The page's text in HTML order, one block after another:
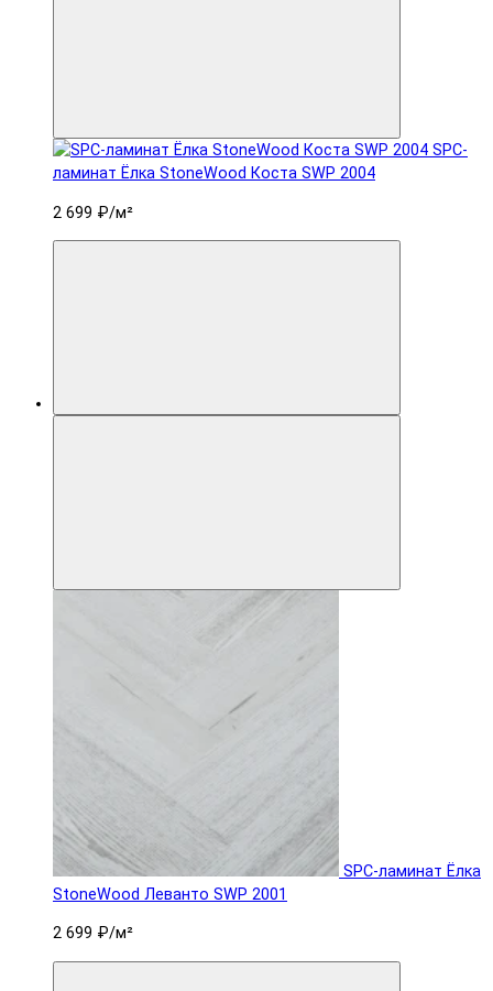
SPC-
ламинат Ëлка StoneWood Коста SWP 2004
2 699 ₽/м²
SPC-ламинат Ëлка
StoneWood Леванто SWP 2001
2 699 ₽/м²